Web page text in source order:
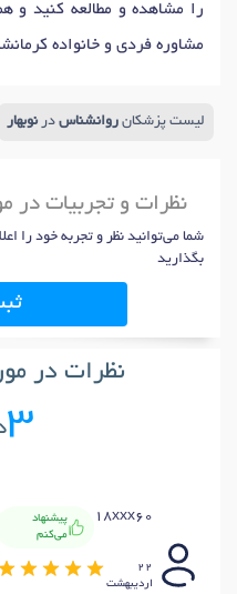
را مشاهده و مطالعه کنید و
مشاوره فردی و خانواده
لیست پزشکانروانشناس درنوبهار
نظرات و تجربیات در
شما می‌توانید نظر و تجربه خود را
بگذارید
نظرات در
3
18xxx60
پیشنهاد
می‌کنم
22
ارديبهشت